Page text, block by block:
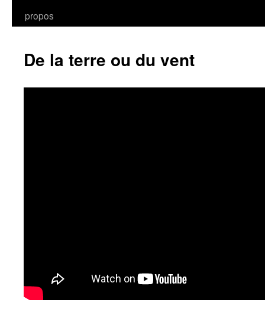
propos
De la terre ou du vent